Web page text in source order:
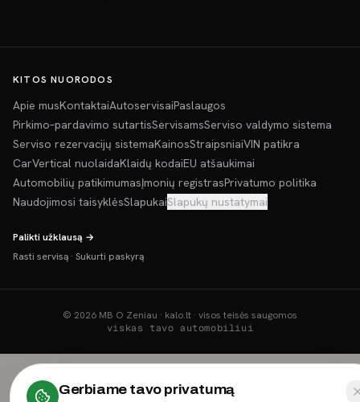
KITOS NUORODOS
Apie musKontaktaiAutoservisaiPaslaugos
Pirkimo–pardavimo sutartisServisamsServiso valdymo sistema
Serviso rezervacijų sistemaKainosStraipsniaiVIN patikra
CarVertical nuolaidaKlaidų kodaiEU atšaukimai
Automobilių patikimumasĮmonių registrasPrivatumo politika
Naudojimosi taisyklėsSlapukaiSlapukų nustatymai
Palikti užklausą →
Rasti servisą · Sukurti paskyrą
© 2026 MB O Zeniau · kalo.lt · visos teisės saugomos
viskas tavo automobiliui
Gerbiame tavo privatumą